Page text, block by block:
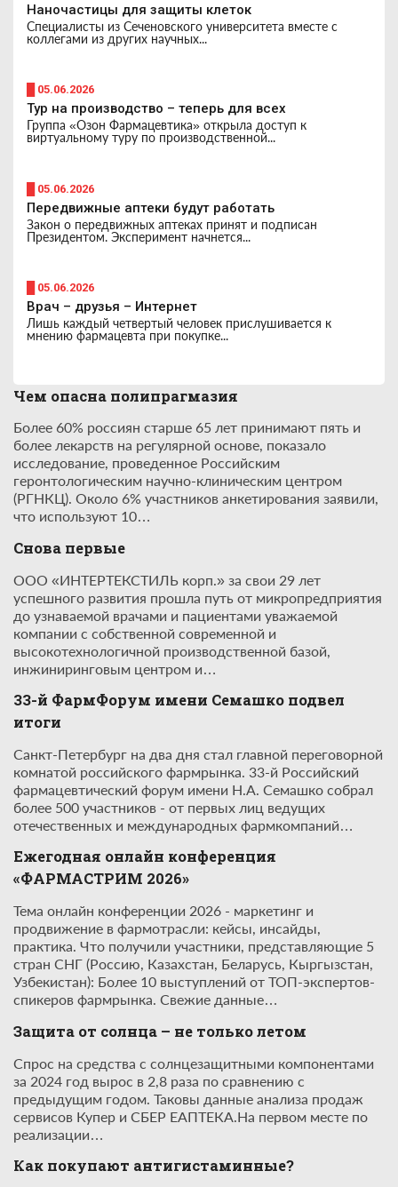
Наночастицы для защиты клеток
Специалисты из Сеченовского университета вместе с
коллегами из других научных...
█ 05.06.2026
Тур на производство – теперь для всех
Группа «Озон Фармацевтика» открыла доступ к
виртуальному туру по производственной...
█ 05.06.2026
Передвижные аптеки будут работать
Закон о передвижных аптеках принят и подписан
Президентом. Эксперимент начнется...
█ 05.06.2026
Врач – друзья – Интернет
Лишь каждый четвертый человек прислушивается к
мнению фармацевта при покупке...
Чем опасна полипрагмазия
Более 60% россиян старше 65 лет принимают пять и
более лекарств на регулярной основе, показало
исследование, проведенное Российским
геронтологическим научно-клиническим центром
(РГНКЦ). Около 6% участников анкетирования заявили,
что используют 10…
Снова первые
ООО «ИНТЕРТЕКСТИЛЬ корп.» за свои 29 лет
успешного развития прошла путь от микропредприятия
до узнаваемой врачами и пациентами уважаемой
компании с собственной современной и
высокотехнологичной производственной базой,
инжиниринговым центром и…
33-й ФармФорум имени Семашко подвел
итоги
Санкт-Петербург на два дня стал главной переговорной
комнатой российского фармрынка. 33-й Российский
фармацевтический форум имени Н.А. Семашко собрал
более 500 участников - от первых лиц ведущих
отечественных и международных фармкомпаний…
Ежегодная онлайн конференция
«ФАРМАСТРИМ 2026»
Тема онлайн конференции 2026 - маркетинг и
продвижение в фармотрасли: кейсы, инсайды,
практика. Что получили участники, представляющие 5
стран СНГ (Россию, Казахстан, Беларусь, Кыргызстан,
Узбекистан): Более 10 выступлений от ТОП-экспертов-
спикеров фармрынка. Свежие данные…
Защита от солнца – не только летом
Спрос на средства с солнцезащитными компонентами
за 2024 год вырос в 2,8 раза по сравнению с
предыдущим годом. Таковы данные анализа продаж
сервисов Купер и СБЕР ЕАПТЕКА.На первом месте по
реализации…
Как покупают антигистаминные?